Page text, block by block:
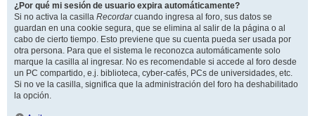
¿Por qué mi sesión de usuario expira automáticamente?
Si no activa la casilla Recordarcuando ingresa al foro, sus datos se
guardan en una cookie segura, que se elimina al salir de la página o al
cabo de cierto tiempo. Esto previene que su cuenta pueda ser usada por
otra persona. Para que el sistema le reconozca automáticamente solo
marque la casilla al ingresar. No es recomendable si accede al foro desde
un PC compartido, e.j. biblioteca, cyber-cafés, PCs de universidades, etc.
Si no ve la casilla, significa que la administración del foro ha deshabilitado
la opción.